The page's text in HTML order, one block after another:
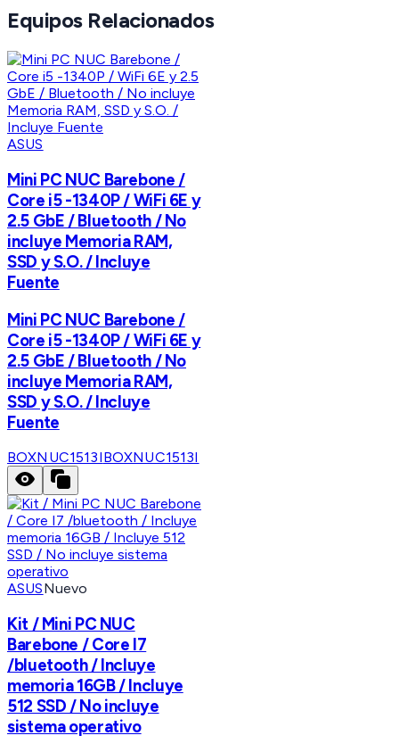
Equipos Relacionados
ASUS
Mini PC NUC Barebone /
Core i5 -1340P / WiFi 6E y
2.5 GbE / Bluetooth / No
incluye Memoria RAM,
SSD y S.O. / Incluye
Fuente
Mini PC NUC Barebone /
Core i5 -1340P / WiFi 6E y
2.5 GbE / Bluetooth / No
incluye Memoria RAM,
SSD y S.O. / Incluye
Fuente
BOXNUC1513IBOXNUC1513I
ASUSNuevo
Kit / Mini PC NUC
Barebone / Core I7
/bluetooth / Incluye
memoria 16GB / Incluye
512 SSD / No incluye
sistema operativo